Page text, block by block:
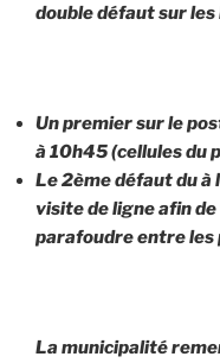
double défaut sur
Un premier sur le
à 10h45 (cellules du
Le 2ème défaut du à
visite de ligne afin
parafoudre entre les
La municipalité